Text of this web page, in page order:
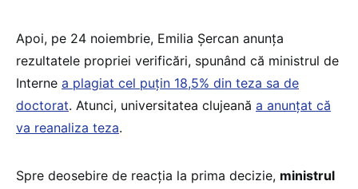
Apoi, pe 24 noiembrie, Emilia Șercan anunța
rezultatele propriei verificări, spunând că ministrul de
Interne a plagiat cel puțin 18,5% din teza sa de
doctorat. Atunci, universitatea clujeană a anunțat că
va reanaliza teza.
Spre deosebire de reacția la prima decizie, ministrul